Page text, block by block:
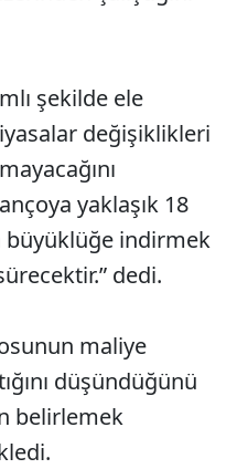
şekilde ele
değişiklikleri
yaklaşık 18
büyüklüğe indirmek
dedi.
maliye
düşündüğünü
belirlemek